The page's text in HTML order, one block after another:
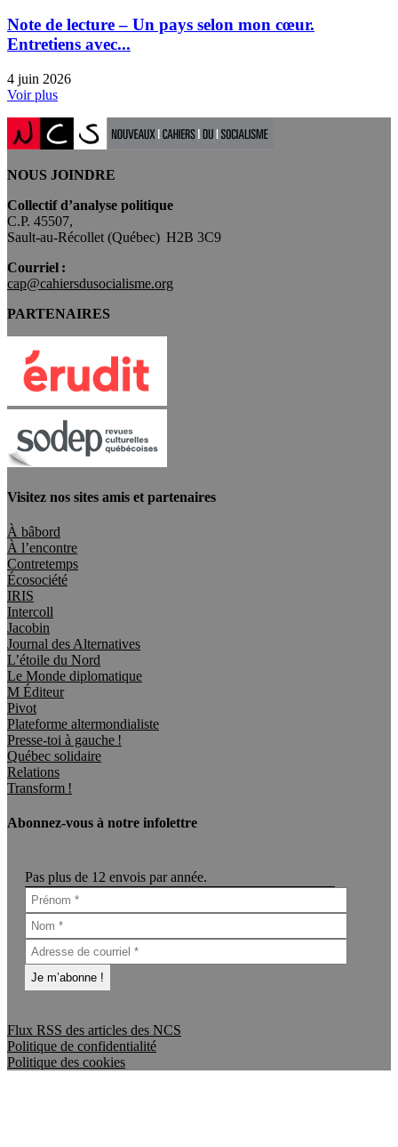
Note de lecture – Un pays selon mon cœur.
Entretiens avec...
4 juin 2026
Voir plus
NOUS JOINDRE
Collectif d’analyse politique
C.P. 45507,
Sault-au-Récollet (Québec) H2B 3C9
Courriel :
cap@cahiersdusocialisme.org
PARTENAIRES
Visitez nos sites amis et partenaires
À bâbord
À l’encontre
Contretemps
Écosociété
IRIS
Intercoll
Jacobin
Journal des Alternatives
L’étoile du Nord
Le Monde diplomatique
M Éditeur
Pivot
Plateforme altermondialiste
Presse-toi à gauche !
Québec solidaire
Relations
Transform !
Abonnez-vous à notre infolettre
Pas plus de 12 envois par année.
Flux RSS des articles des NCS
Politique de confidentialité
Politique des cookies